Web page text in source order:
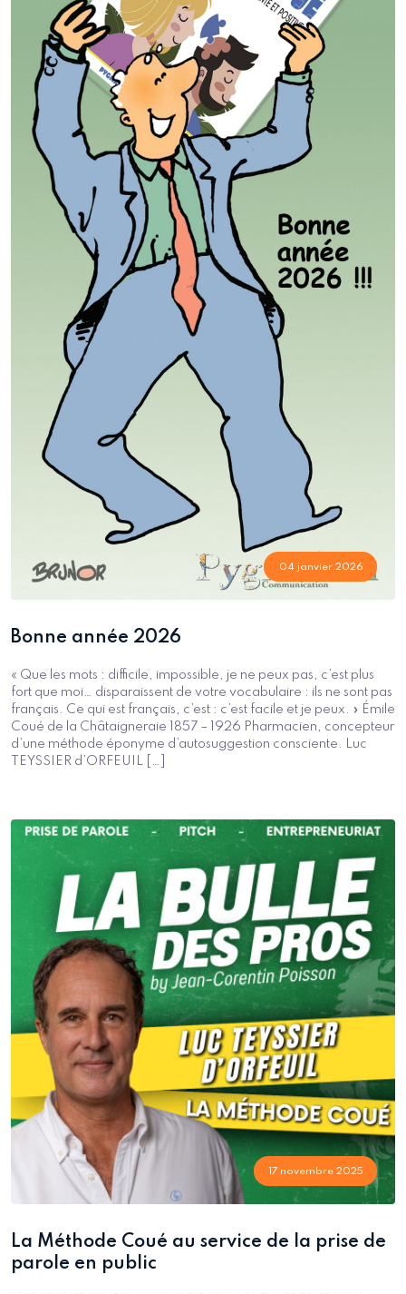
04 janvier 2026
Bonne année 2026
« Que les mots : difficile, impossible, je ne peux pas, c’est plus
fort que moi… disparaissent de votre vocabulaire : ils ne sont pas
français. Ce qui est français, c’est : c’est facile et je peux. » Émile
Coué de la Châtaigneraie 1857 – 1926 Pharmacien, concepteur
d’une méthode éponyme d’autosuggestion consciente. Luc
TEYSSIER d’ORFEUIL […]
17 novembre 2025
La Méthode Coué au service de la prise de
parole en public